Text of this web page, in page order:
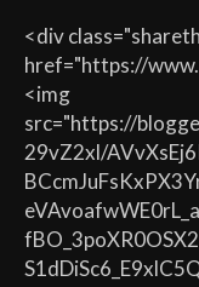
<div
href="https://
<img
src="https://
29vZ2xl/